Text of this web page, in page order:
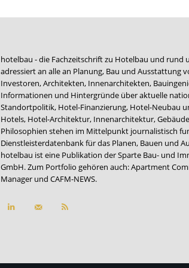
hotelbau - die Fachzeitschrift zu Hotelbau und
adressiert an alle an Planung, Bau und
Investoren, Architekten, Innenarchitekten,
Informationen und Hintergründe über aktuelle
Standortpolitik, Hotel-Finanzierung, Hotel-Neubau
Hotels, Hotel-Architektur, Innenarchitektur,
Philosophien stehen im Mittelpunkt journalistisch
Dienstleisterdatenbank für das Planen, Bauen und
hotelbau ist eine Publikation der Sparte Bau- und
GmbH. Zum Portfolio gehören auch:Apartment
Manager und CAFM-NEWS.